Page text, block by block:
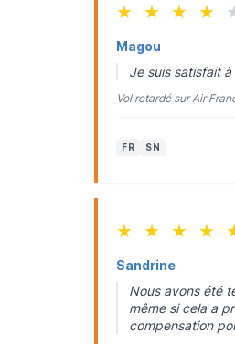
★ ★ ★ ★
Magou
Je suis satisfait à
Vol retardé sur Air
FR SN
★ ★ ★ ★
Sandrine
Nous avons été
même si cela a
compensation